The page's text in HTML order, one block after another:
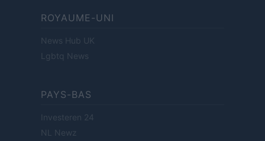
ROYAUME-UNI
News Hub UK
Lgbtq News
PAYS-BAS
Investeren 24
NL Newz